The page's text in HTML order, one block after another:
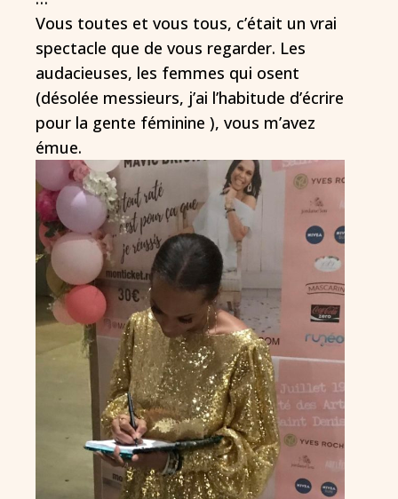
Vous toutes et vous tous, c’était un vrai
spectacle que de vous regarder. Les
audacieuses, les femmes qui osent
(désolée messieurs, j’ai l’habitude d’écrire
pour la gente féminine ), vous m’avez
émue.